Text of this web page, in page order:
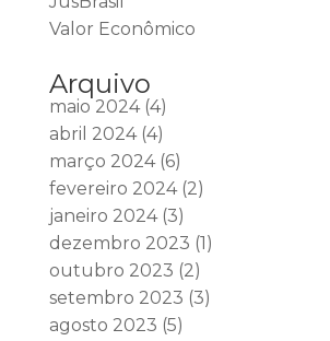
Valor Econômico
Arquivo
maio 2024(4)
abril 2024(4)
março 2024(6)
fevereiro 2024(2)
janeiro 2024(3)
dezembro 2023 (1)
outubro 2023 (2)
setembro 2023 (3)
agosto 2023 (5)